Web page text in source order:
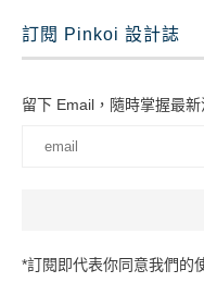
訂閱 Pinkoi 設計誌
留下 Email，隨時掌握最新
*訂閱即代表你同意我們的